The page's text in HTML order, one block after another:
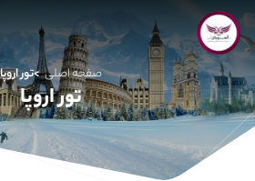
صفحه اصلی تور اروپا
تور اروپا